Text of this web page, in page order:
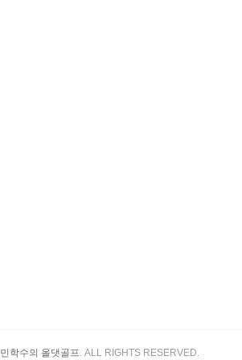
민학수의 올댓골프. ALL RIGHTS RESERVED.